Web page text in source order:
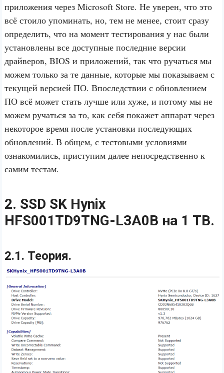
приложения через Microsoft Store. Не уверен, что это
всё стоило упоминать, но, тем не менее, стоит сразу
определить, что на момент тестирования у нас были
установлены все доступные последние версии
драйверов, BIOS и приложений, так что ручаться мы
можем только за те данные, которые мы показываем с
текущей версией ПО. Впоследствии с обновлением
ПО всё может стать лучше или хуже, и потому мы не
можем ручаться за то, как себя покажет аппарат через
некоторое время после установки последующих
обновлений. В общем, с тестовыми условиями
ознакомились, приступим далее непосредственно к
самим тестам.
2. SSD SK Hynix
HFS001TD9TNG-L3A0B на 1 TB.
2.1. Теория.